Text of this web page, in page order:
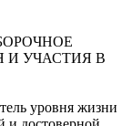
И УЧАСТИЯ В
уровня жизни